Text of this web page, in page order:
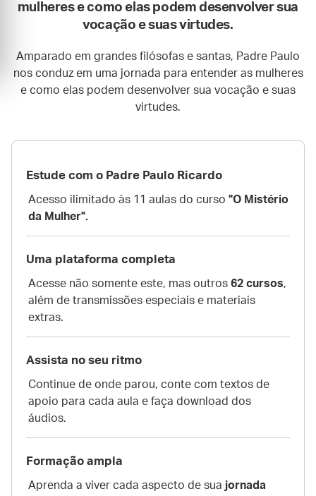
mulheres e como elas podem desenvolver sua
vocação e suas virtudes.
Amparado em grandes filósofas e santas, Padre Paulo
nos conduz em uma jornada para entender as mulheres
e como elas podem desenvolver sua vocação e suas
virtudes.
Estude com o Padre Paulo Ricardo
Acesso ilimitado às 11 aulas do curso "O Mistério
da Mulher".
Uma plataforma completa
Acesse não somente este, mas outros 62 cursos,
além de transmissões especiais e materiais
extras.
Assista no seu ritmo
Continue de onde parou, conte com textos de
apoio para cada aula e faça download dos
áudios.
Formação ampla
Aprenda a viver cada aspecto de sua jornada